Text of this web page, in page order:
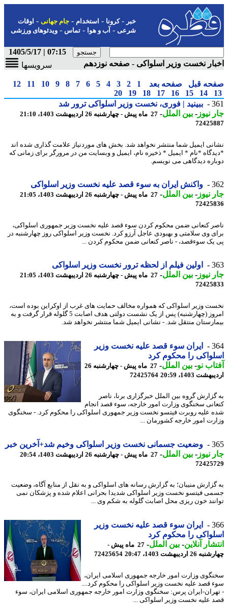
-کرونا-استخدام- جام جهانی-اوقات
شرعی-آب و هوا-تماس-ویدئوهای ورزشی
07:15 | 1405/5/17
نخست وزیر اسلواکی - صفحه نوزدهم
سرویسها
قبل صفحه بعد 1
2
3
4
5
6
7
8
9
10
11
12
14
15
16
17
18
19
20
ببینید | فوری، نخست وزیر اسلواکی ترور شد
نیوز-بین الملل-27 ماه پیش - چهارشنبه 26 اردیبهشت 1403، 21:10
ایمیل شما منتشر نخواهد شد. بخش های موردنیاز علامت گذاری شده اند
*نام * ایمیل * ذخیره نام، ایمیل و وبسایت من در مرورگر برای زمانی که
دیدگاهی می نویسم.
واکنش ایران به سوء قصد علیه نخست وزیر اسلواکی
نیوز-بین الملل-27 ماه پیش - چهارشنبه 26 اردیبهشت 1403، 21:05
کنعانی ضمن محکوم کردن سوء قصد علیه نخست وزیر جمهوری اسلواکی،
وی سلامتی و بهبودی عاجل آرزو کرد. نخست وزیر اسلواکی روز چهارشنبه در
سوءقصد، - ناصر کنعانی ضمن محکوم کردن ...
اولین فیلم از لحظه ترور نخست وزیر اسلواکی
نیوز-بین الملل-27 ماه پیش - چهارشنبه 26 اردیبهشت 1403، 21:05
وزیر اسلواکی که همواره مخالف حمایت های غرب از اوکراین بوده است،
امروز (چهارشنبه) پس از یک نشست دولتی هدف اصابت 5 گلوله قرار گرفت و به
منتقل شد. - نشانی ایمیل شما منتشر نخواهد شد.
ایران سوء قصد علیه نخست وزیر
را محکوم کرد
نو- بین الملل-
27 ماه پیش - چهارشنبه 26
1403، 20:59
72425764
گروه بین الملل خبرگزاری برنا، ناصر
سخنگوی وزارت امور خارجه، سوء قصد انجام
علیه روبرت فیتسو نخست وزیر جمهوری اسلواکی را محکوم کرد. - سخنگوی
امور خارجه کشورمان ...
وضعیت جسمانی نخست وزیر اسلواکی وخیم شد+آخرین خبر
نیوز-بین الملل-27 ماه پیش - چهارشنبه 26 اردیبهشت 1403، 20:54
منیبان؛ به گزارش رسانه های اسلواکی و به نقل از منابع آگاه، وضعیت
فیتسو نخست وزیر اسلواکی شدیدا بحرانی اعلام شده و پزشکان نمی
خون ریزی محل اصابت گلوله به شکم وی ...
ایران سوء قصد علیه نخست وزیر
را محکوم کرد
آنلاین-بین الملل-
27 ماه پیش -
اردیبهشت 1403، 20:47
72425654
وزارت امور خارجه جمهوری اسلامی ایران،
قصد علیه نخست وزیر اسلواکی را محکوم کرد....
ایران پرس: سخنگوی وزارت امور خارجه جمهوری اسلامی ایران، سوء
علیه نخست وزیر اسلواکی ...